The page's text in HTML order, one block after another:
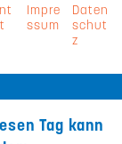
Impre
ssum
Daten
schut
z
Tag kann